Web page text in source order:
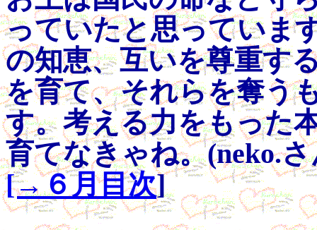
っていたと思っていま
の知恵、互いを尊重す
を育て、それらを奪う
す。考える力をもった
育てなきゃね。(neko.
[→６月目次]